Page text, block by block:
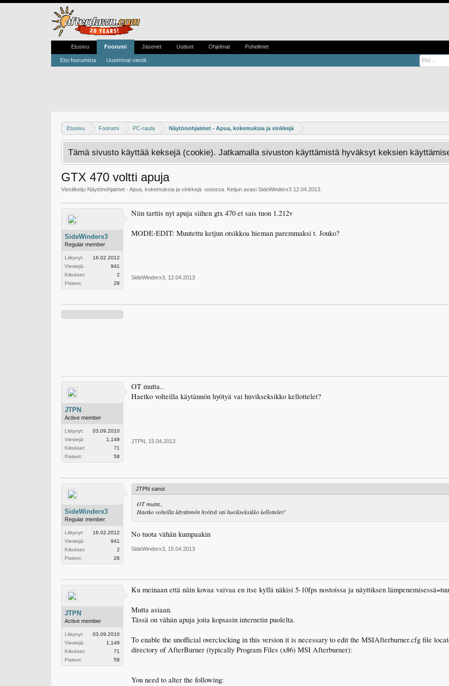
Etusivu Foorumi PC-rauta Näytönohjaimet - Apua, kokemuksia ja vinkkejä
Tämä sivusto käyttää keksejä (cookie). Jatkamalla sivuston käyttämistä hyväksyt keksien
GTX 470 voltti apuja
Viestiketju Näytönohjaimet - Apua, kokemuksia ja vinkkejä -osiossa. Ketjun avasi SideWinderx3 12.04.2013
SideWinderx3
Regular member
Liittynyt:
16.02.2012
Viestejä:
941
Kiitokset:
2
Pisteet:
28
Niin tarttis nyt apuja siihen gtx 470 et sais tuon 1.212v
MODE-EDIT: Muutettu ketjun otsikkoa hieman paremmaksi t. Jouko?
SideWinderx3 12.04.2013
JTPN
Active member
Liittynyt:
03.09.2010
Viestejä:
1,149
Kiitokset:
71
Pisteet:
58
OT mutta..
Haetko volteilla käytännön hyötyä vai huvikseksikko kellottelet?
JTPN 15.04.2013
SideWinderx3
Regular member
Liittynyt:
16.02.2012
Viestejä:
941
Kiitokset:
2
Pisteet:
28
JTPN sanoi:
OT mutta..
Haetko volteilla käytännön hyötyä vai huvikseksikko kellottelet?
No tuota vähän kumpaakin
SideWinderx3 15.04.2013
JTPN
Active member
Liittynyt:
03.09.2010
Viestejä:
1,149
Kiitokset:
71
Pisteet:
58
Ku meinaan että näin kovaa vaivaa en itse kyllä näkisi 5-10fps nostoissa ja näyttiksen
Mutta asiaan.
Tässä on vähän apuja joita kopsasin internetin puolelta.
To enable the unofficial overclocking in this version it is necessary to edit the MSIAfterburner.cfg file
directory of AfterBurner (typically Program Files (x86) MSI Afterburner):
You need to alter the following:
Etusivu Foorumi
Etsi foorumista Uusimmat viestit
Jäsenet Uutiset Ohjelmat Puhelimet